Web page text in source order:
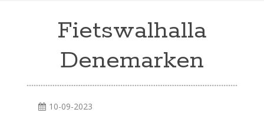
Fietswalhalla
Denemarken
10-09-2023